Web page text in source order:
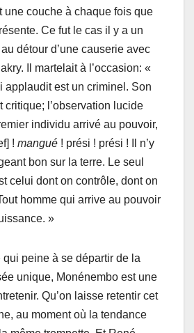
une couche à chaque fois que
Ce fut le cas il y a un
détour d’une causerie avec
Il martelait à l’occasion: «
applaudit est un criminel. Son
critique; l’observation lucide
individu arrivé au pouvoir,
! mangué ! prési ! prési ! Il n’y
bon sur la terre. Le seul
celui dont on contrôle, dont on
homme qui arrive au pouvoir
»
qui peine à se départir de la
unique, Monénembo est une
Qu’on laisse retentir cet
au moment où la tendance